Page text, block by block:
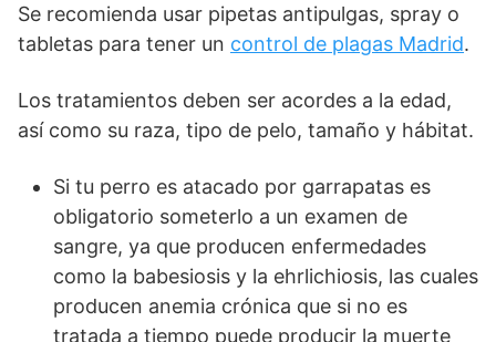
Se recomienda usar pipetas antipulgas, spray o
tabletas para tener un control de plagas Madrid.
Los tratamientos deben ser acordes a la edad,
así como su raza, tipo de pelo, tamaño y hábitat.
Si tu perro es atacado por garrapatas es
obligatorio someterlo a un examen de
sangre, ya que producen enfermedades
como la babesiosis y la ehrlichiosis, las cuales
producen anemia crónica que si no es
tratada a tiempo puede producir la muerte